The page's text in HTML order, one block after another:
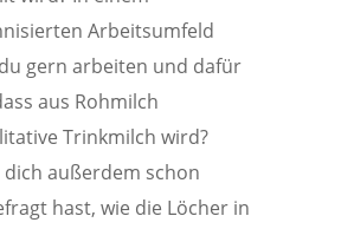
Arbeitsumfeld
gern arbeiten und dafür
aus Rohmilch
Trinkmilch wird?
außerdem schon
hast, wie die Löcher in